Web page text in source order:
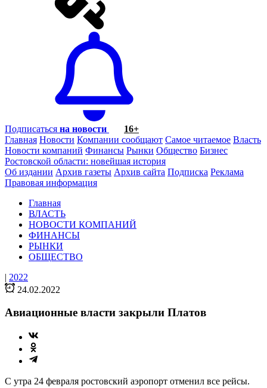
Подписаться на новости
16+
Главная Новости Компании сообщают Самое читаемое Власть
Новости компаний Финансы Рынки Общество Бизнес
Ростовской области: новейшая история
Об издании Архив газеты Архив сайта Подписка Реклама
Правовая информация
Главная
ВЛАСТЬ
НОВОСТИ КОМПАНИЙ
ФИНАНСЫ
РЫНКИ
ОБЩЕСТВО
| 2022
24.02.2022
Авиационные власти закрыли Платов
С утра 24 февраля ростовский аэропорт отменил все рейсы.